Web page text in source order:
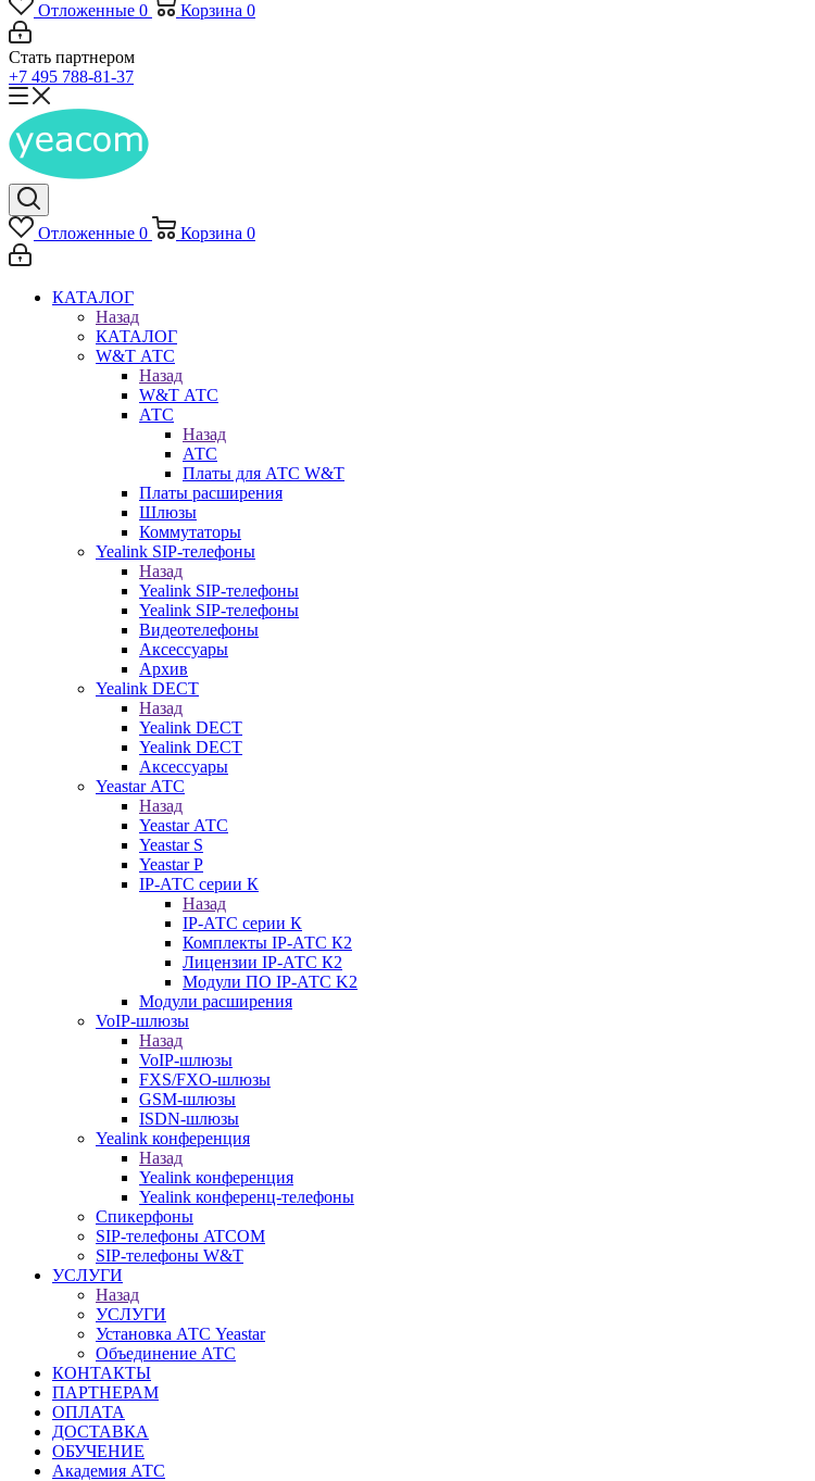
Отложенные 0 Корзина 0
Стать партнером
+7 495 788-81-37
Отложенные 0 Корзина 0
КАТАЛОГ
Назад
КАТАЛОГ
W&T АТС
Назад
W&T АТС
АТС
Назад
АТС
Платы для АТС W&T
Платы расширения
Шлюзы
Коммутаторы
Yealink SIP-телефоны
Назад
Yealink SIP-телефоны
Yealink SIP-телефоны
Видеотелефоны
Аксессуары
Архив
Yealink DECT
Назад
Yealink DECT
Yealink DECT
Аксессуары
Yeastar АТС
Назад
Yeastar АТС
Yeastar S
Yeastar P
IP-АТС серии К
Назад
IP-АТС серии К
Комплекты IP-АТС К2
Лицензии IP-АТС К2
Модули ПО IP-АТС K2
Модули расширения
VoIP-шлюзы
Назад
VoIP-шлюзы
FXS/FXO-шлюзы
GSM-шлюзы
ISDN-шлюзы
Yealink конференция
Назад
Yealink конференция
Yealink конференц-телефоны
Спикерфоны
SIP-телефоны ATCOM
SIP-телефоны W&T
УСЛУГИ
Назад
УСЛУГИ
Установка АТС Yeastar
Объединение АТС
КОНТАКТЫ
ПАРТНЕРАМ
ОПЛАТА
ДОСТАВКА
ОБУЧЕНИЕ
Академия АТС